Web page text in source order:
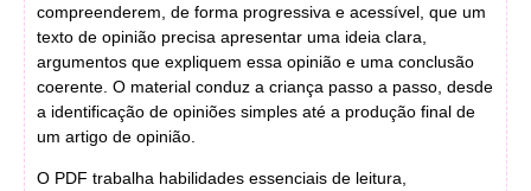
compreenderem, de forma progressiva e acessível, que um
texto de opinião precisa apresentar uma ideia clara,
argumentos que expliquem essa opinião e uma conclusão
coerente. O material conduz a criança passo a passo, desde
a identificação de opiniões simples até a produção final de
um artigo de opinião.
O PDF trabalha habilidades essenciais de leitura,